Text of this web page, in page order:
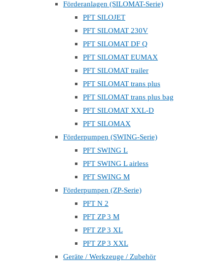
Förderanlagen (SILOMAT-Serie)
PFT SILOJET
PFT SILOMAT 230V
PFT SILOMAT DF Q
PFT SILOMAT EUMAX
PFT SILOMAT trailer
PFT SILOMAT trans plus
PFT SILOMAT trans plus bag
PFT SILOMAT XXL-D
PFT SILOMAX
Förderpumpen (SWING-Serie)
PFT SWING L
PFT SWING L airless
PFT SWING M
Förderpumpen (ZP-Serie)
PFT N 2
PFT ZP 3 M
PFT ZP 3 XL
PFT ZP 3 XXL
Geräte / Werkzeuge / Zubehör